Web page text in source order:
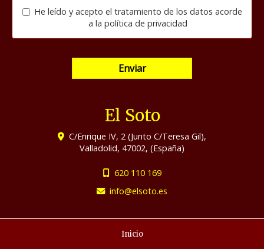
He leído y acepto el tratamiento de los datos acorde
a la política de privacidad
Enviar
El Soto
C/Enrique IV, 2 (Junto C/Teresa Gil),
Valladolid, 47002, (España)
620 110 169
info
elsoto.es
Inicio